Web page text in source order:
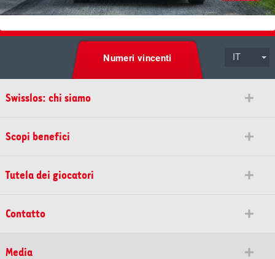
IT
Numeri vincenti
Swisslos: chi siamo
Scopi benefici
Tutela dei giocatori
Contatto
Media